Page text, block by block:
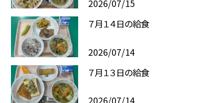
2026/07/15
７月１４日の給食
2026/07/14
７月１３日の給食
2026/07/14